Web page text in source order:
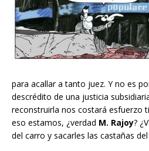
para acallar a tanto juez. Y no es
descrédito de una justicia
reconstruirla nos costará esfuerzo
eso estamos, ¿verdad M. Rajoy?
del carro y sacarles las castañas